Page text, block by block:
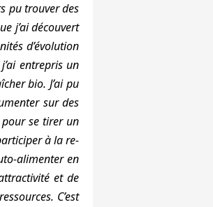
pu trouver des
j’ai découvert
d’évolution
entrepris un
bio. J’ai pu
sur des
se tirer un
à la re-
alimenter en
et de
C’est